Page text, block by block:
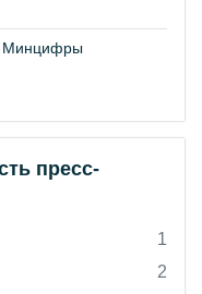
Минцифры
пресс-
1
2